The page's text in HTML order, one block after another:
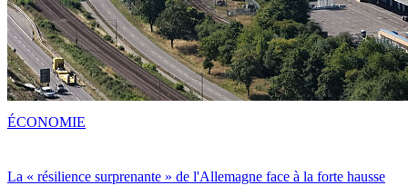
La « résilience surprenante » de l'Allemagne face à la forte hausse
ÉCONOMIE